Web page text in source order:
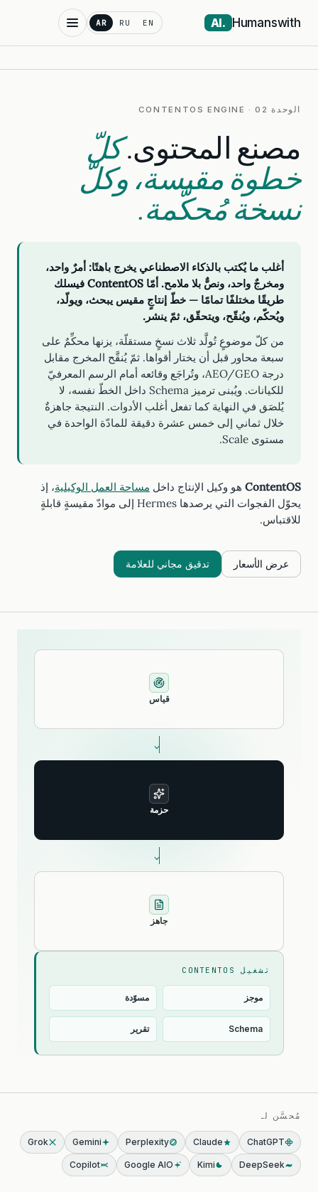
Humanswith
.AI
EN
RU
AR
الوحدة 02 · CONTENTOS ENGINE
مصنع المحتوى.كلّ
خطوة مقيسة، وكلّ
نسخة مُحكَّمة.
أغلب ما يُكتب بالذكاء الاصطناعي يخرج باهتًا: أمرٌ واحد،
ومخرجٌ واحد، ونصٌّ بلا ملامح. أمّا ContentOS فيسلك
طريقًا مختلفًا تمامًا — خطّ إنتاجٍ مقيس يبحث، ويولّد،
ويُحكّم، ويُنقّح، ويتحقّق، ثمّ ينشر.
من كلّ موضوعٍ تُولَّد ثلاث نسخٍ مستقلّة، يزنها محكِّمٌ على
سبعة محاور قبل أن يختار أقواها. ثمّ يُنقَّح المخرج مقابل
درجة AEO/GEO، وتُراجَع وقائعه أمام الرسم المعرفيّ
للكيانات. ويُبنى ترميز Schema داخل الخطّ نفسه، لا
يُلصَق في النهاية كما تفعل أغلب الأدوات. النتيجة جاهزةٌ
خلال ثماني إلى خمس عشرة دقيقة للمادّة الواحدة في
مستوى Scale.
ContentOS هو وكيل الإنتاج داخل مساحة العمل الوكيلية، إذ
يحوّل الفجوات التي يرصدها Hermes إلى موادّ مقيسةٍ قابلةٍ
للاقتباس.
تدقيق مجاني للعلامة عرض الأسعار
قياس
حزمة
جاهز
تشغيل CONTENTOS
موجز مسوّدة
Schema تقرير
مُحسَّن لـ
ChatGPT
Claude
Perplexity
Gemini
Grok
DeepSeek
Kimi
Google AIO
Copilot